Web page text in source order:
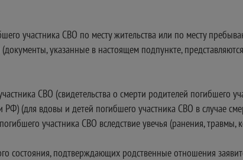
участника СВО по месту жительства или по месту
указанные в настоящем подпункте,
СВО (свидетельства о смерти родителей погибшего
(для вдовы и детей погибшего участника СВО в случае
участника СВО вследствие увечья (ранения, травмы,
состояния, подтверждающих родственные отношения